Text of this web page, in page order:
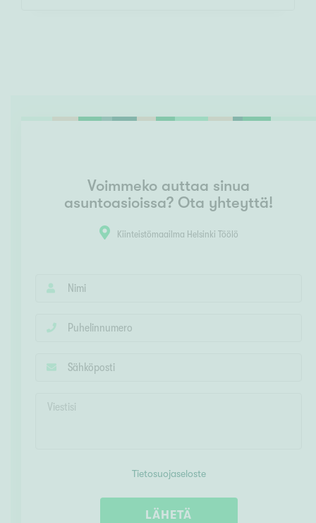
Voimmeko auttaa sinua
asuntoasioissa? Ota yhteyttä!
Kiinteistömaailma Helsinki Töölö
Tietosuojaseloste
LÄHETÄ